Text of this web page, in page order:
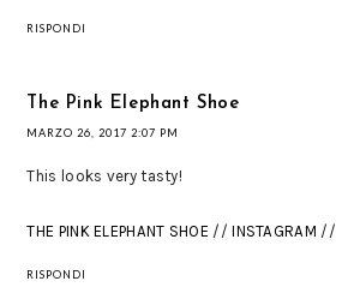
RISPONDI
The Pink Elephant Shoe
MARZO 26, 2017 2:07 PM
This looks very tasty!
THE PINK ELEPHANT SHOE //INSTAGRAM //
RISPONDI